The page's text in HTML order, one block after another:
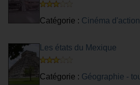
Catégorie : Cinéma
Les états du Mexique
Catégorie : Géographie -